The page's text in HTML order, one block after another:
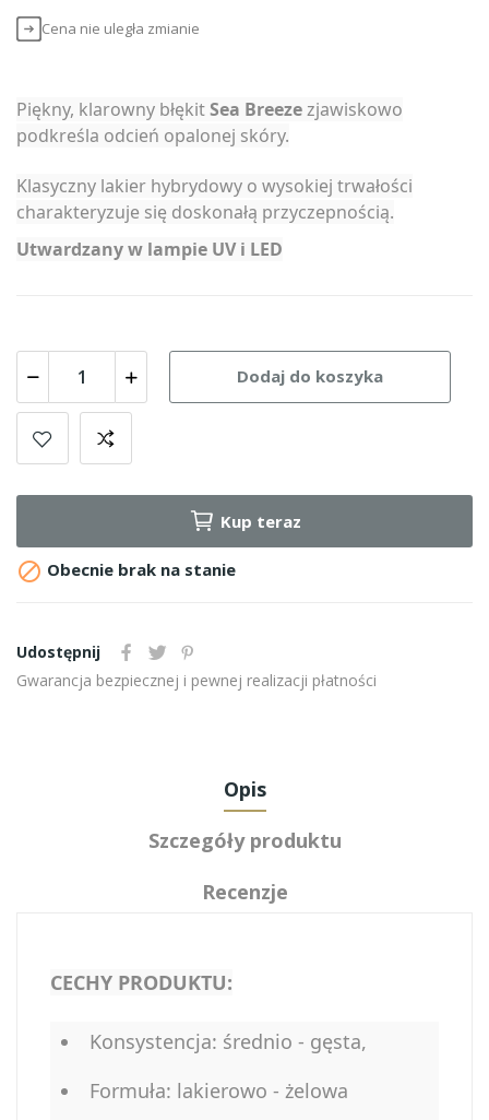
Cena nie uległa zmianie
Piękny, klarowny błękitSea Breezezjawiskowo
podkreśla odcień opalonej skóry.
Klasyczny lakier hybrydowy o wysokiej trwałości
charakteryzuje się doskonałą przyczepnością.
Utwardzany w lampie UV i LED
Dodaj do koszyka
Kup teraz
 Obecnie brak na stanie
Udostępnij
Gwarancja bezpiecznej i pewnej realizacji płatności
Opis
Szczegóły produktu
Recenzje
CECHY PRODUKTU:
Konsystencja: średnio - gęsta,
Formuła: lakierowo - żelowa